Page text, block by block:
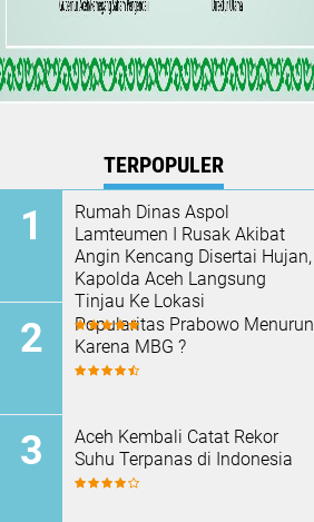
TERPOPULER
Rumah Dinas Aspol
Lamteumen I Rusak Akibat
Angin Kencang Disertai Hujan,
Kapolda Aceh Langsung
Tinjau Ke Lokasi
Popularitas Prabowo Menurun
Karena MBG ?
Aceh Kembali Catat Rekor
Suhu Terpanas di Indonesia